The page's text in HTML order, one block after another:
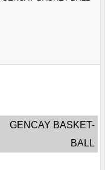
GENCAY BASKET-
BALL